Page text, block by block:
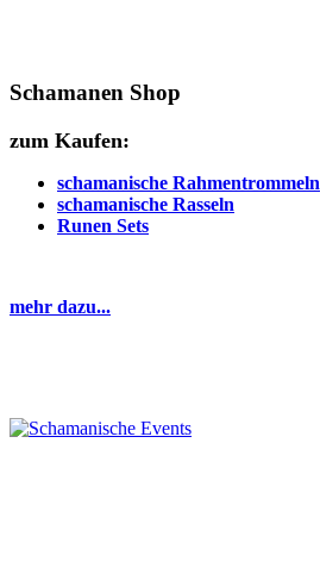
Schamanen Shop
zum Kaufen:
schamanische Rahmentrommeln
schamanische Rasseln
Runen Sets
mehr dazu...